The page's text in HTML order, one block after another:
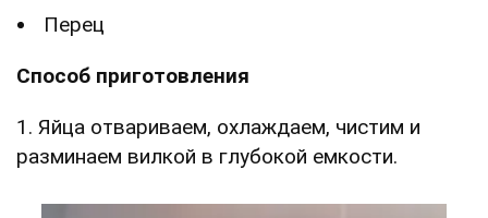
Перец
Способ приготовления
1. Яйца отвариваем, охлаждаем, чистим и
разминаем вилкой в глубокой емкости.